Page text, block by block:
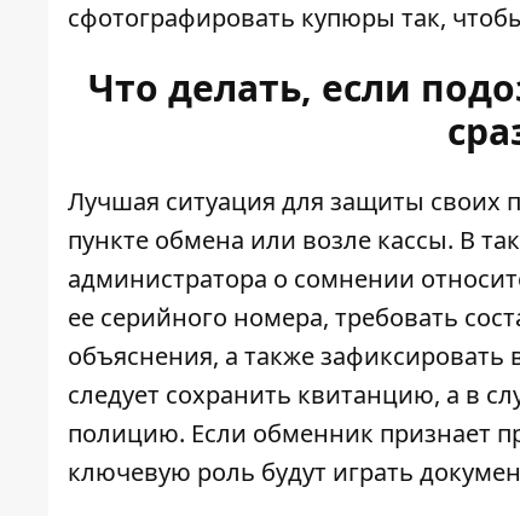
сфотографировать купюры так,
Что делать, если
Лучшая ситуация для защиты своих
пункте обмена или возле кассы. В
администратора о сомнении
ее серийного номера, требовать
объяснения, а также
следует сохранить квитанцию, а в
полицию. Если обменник признает
ключевую роль будут играть